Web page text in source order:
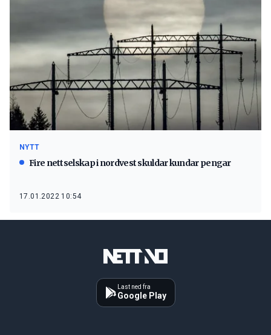
NYTT
Fire nettselskap i nordvest skuldar kundar pengar
17.01.2022 10:54
Last ned fra
Google Play